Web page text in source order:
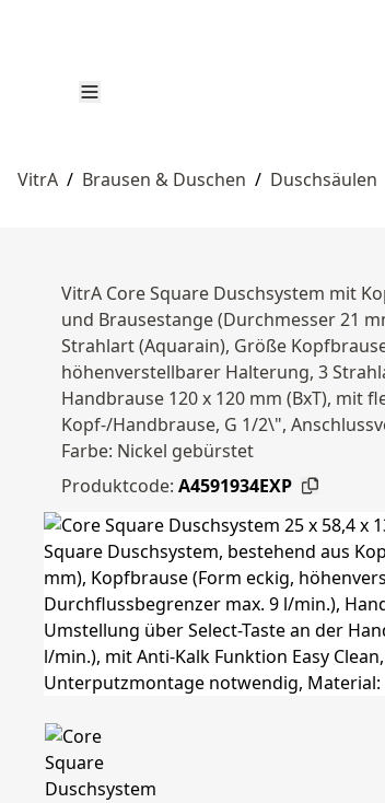
VitrA / Brausen & Duschen / Duschsäulen
VitrA Core Square Duschsystem mit
und Brausestange (Durchmesser 21
Strahlart (Aquarain), Größe
höhenverstellbarer Halterung, 3
Handbrause 120 x 120 mm (BxT), mit
Kopf-/Handbrause, G 1/2\",
Farbe: Nickel gebürstet
Produktcode: A4591934EXP